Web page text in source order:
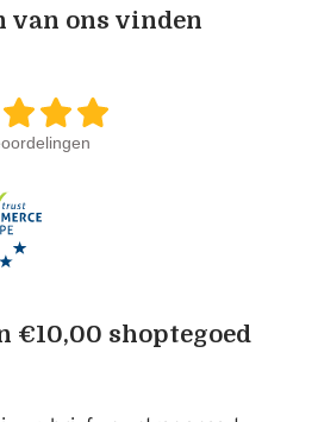
van ons vinden
€10,00 shoptegoed